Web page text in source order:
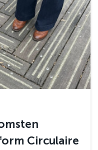
Circulaire